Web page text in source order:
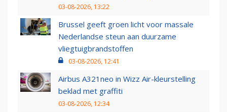
03-08-2026, 13:22
Brussel geeft groen licht voor massale
Nederlandse steun aan duurzame
vliegtuigbrandstoffen
03-08-2026, 12:41
Airbus A321neo in Wizz Air-kleurstelling
beklad met graffiti
03-08-2026, 12:34